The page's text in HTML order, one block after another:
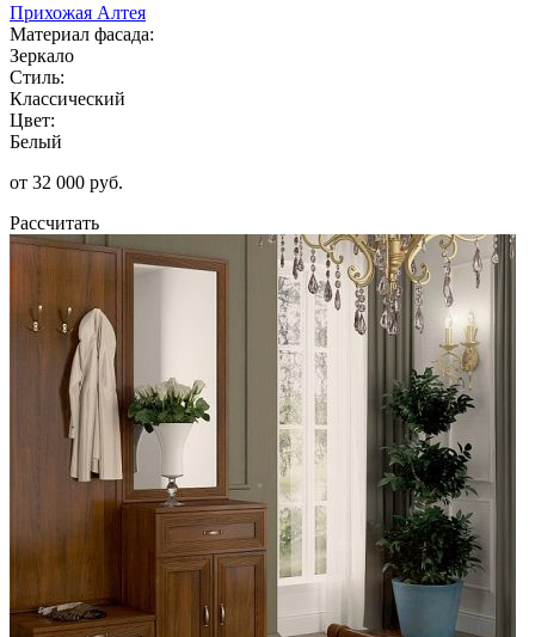
Прихожая Алтея
Материал фасада:
Зеркало
Стиль:
Классический
Цвет:
Белый
от 32 000 руб.
Рассчитать